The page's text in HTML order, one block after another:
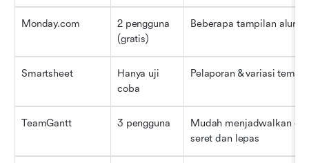
Monday.com
2 pengguna
(gratis)
Beberapa tampilan alur
Smartsheet
Hanya uji
coba
Pelaporan & variasi
TeamGantt 3 pengguna
Mudah menjadwalkan
seret dan lepas